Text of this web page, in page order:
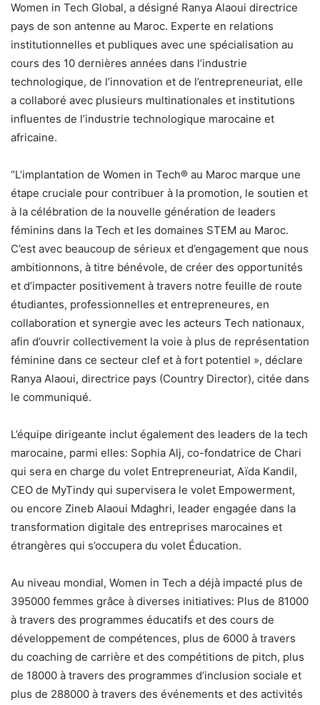
Women in Tech Global, a désigné Ranya Alaoui directrice
pays de son antenne au Maroc. Experte en relations
institutionnelles et publiques avec une spécialisation au
cours des 10 dernières années dans l’industrie
technologique, de l’innovation et de l’entrepreneuriat, elle
a collaboré avec plusieurs multinationales et institutions
influentes de l’industrie technologique marocaine et
africaine.
“L’implantation de Women in Tech® au Maroc marque une
étape cruciale pour contribuer à la promotion, le soutien et
à la célébration de la nouvelle génération de leaders
féminins dans la Tech et les domaines STEM au Maroc.
C’est avec beaucoup de sérieux et d’engagement que nous
ambitionnons, à titre bénévole, de créer des opportunités
et d’impacter positivement à travers notre feuille de route
étudiantes, professionnelles et entrepreneures, en
collaboration et synergie avec les acteurs Tech nationaux,
afin d’ouvrir collectivement la voie à plus de représentation
féminine dans ce secteur clef et à fort potentiel », déclare
Ranya Alaoui, directrice pays (Country Director), citée dans
le communiqué.
L’équipe dirigeante inclut également des leaders de la tech
marocaine, parmi elles: Sophia Alj, co-fondatrice de Chari
qui sera en charge du volet Entrepreneuriat, Aïda Kandil,
CEO de MyTindy qui supervisera le volet Empowerment,
ou encore Zineb Alaoui Mdaghri, leader engagée dans la
transformation digitale des entreprises marocaines et
étrangères qui s’occupera du volet Éducation.
Au niveau mondial, Women in Tech a déjà impacté plus de
395000 femmes grâce à diverses initiatives: Plus de 81000
à travers des programmes éducatifs et des cours de
développement de compétences, plus de 6000 à travers
du coaching de carrière et des compétitions de pitch, plus
de 18000 à travers des programmes d’inclusion sociale et
plus de 288000 à travers des événements et des activités